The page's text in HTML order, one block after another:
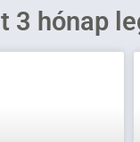
3 hónap